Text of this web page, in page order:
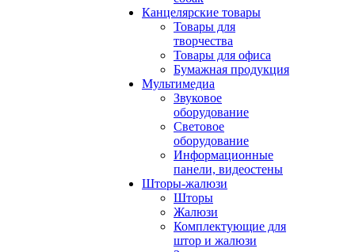
Канцелярские товары
Товары для
творчества
Товары для офиса
Бумажная продукция
Мультимедиа
Звуковое
оборудование
Световое
оборудование
Информационные
панели, видеостены
Шторы-жалюзи
Шторы
Жалюзи
Комплектующие для
штор и жалюзи